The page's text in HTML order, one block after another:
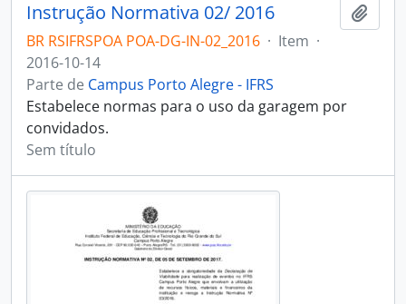
Instrução Normativa 02/ 2016
BR RSIFRSPOA POA-DG-IN-02_2016 · Item ·
2016-10-14
Parte de Campus Porto Alegre - IFRS
Estabelece normas para o uso da garagem por
convidados.
Sem título